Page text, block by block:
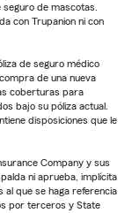
de mascotas.
con Trupanion ni con
de seguro médico
de una nueva
coberturas para
bajo su póliza actual.
disposiciones que le
Company y sus
ni aprueba, implícita
al que se haga referencia
por terceros y State